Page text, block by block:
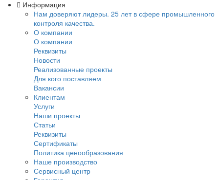
Информация
Нам доверяют лидеры. 25 лет в сфере
контроля качества.
О компании
О компании
Реквизиты
Новости
Реализованные проекты
Для кого поставляем
Вакансии
Клиентам
Услуги
Наши проекты
Статьи
Реквизиты
Сертификаты
Политика ценообразования